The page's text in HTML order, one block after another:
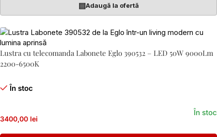
▤Adaugă la ofertă
Lustra cu telecomanda Labonete Eglo 390532 – LED 50W 9000Lm
2200-6500K
În stoc
3400,00 lei
În stoc